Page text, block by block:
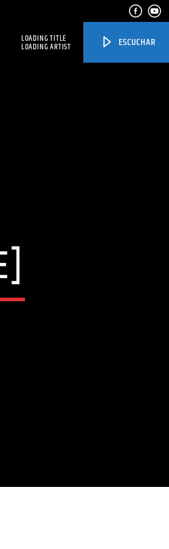
ESCUCHAR
LOADING TITLE
LOADING ARTIST